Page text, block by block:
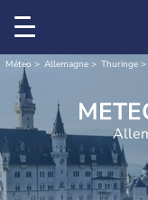
Météo Allemagne Thuringe